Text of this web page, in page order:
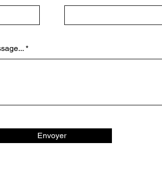
Envoyer